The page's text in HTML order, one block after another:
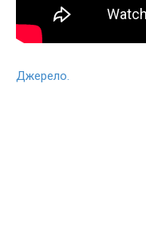
Джерело.